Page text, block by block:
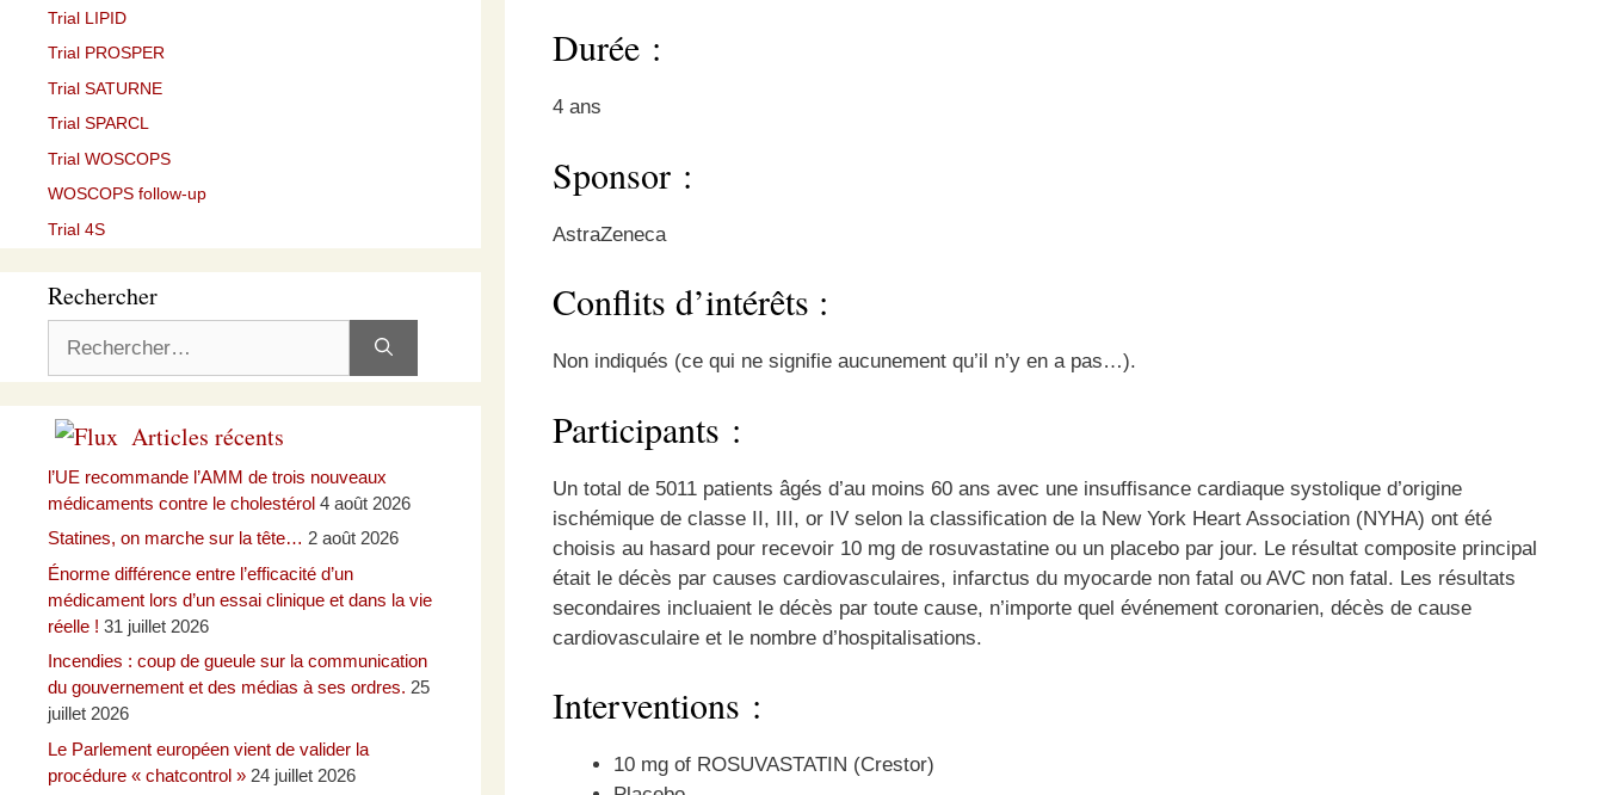
Durée :
4 ans
Sponsor :
AstraZeneca
Conflits d’intérêts :
Non indiqués (ce qui ne signifie aucunement qu’il n’y en a pas…).
Participants :
Un total de 5011 patients âgés d’au moins 60 ans avec une insuffisance cardiaque systolique d’origine
ischémique de classe II, III, or IV selon la classification de la New York Heart Association (NYHA) ont été
choisis au hasard pour recevoir 10 mg de rosuvastatine ou un placebo par jour. Le résultat composite principal
était le décès par causes cardiovasculaires, infarctus du myocarde non fatal ou AVC non fatal. Les résultats
secondaires incluaient le décès par toute cause, n’importe quel événement coronarien, décès de cause
cardiovasculaire et le nombre d’hospitalisations.
Interventions :
10 mg of ROSUVASTATIN (Crestor)
Trial LIPID
Trial PROSPER
Trial SATURNE
Trial SPARCL
Trial WOSCOPS
WOSCOPS follow-up
Trial 4S
Rechercher
Articles récents
l’UE recommande l’AMM de trois nouveaux
médicaments contre le cholestérol 4 août 2026
Statines, on marche sur la tête… 2 août 2026
Énorme différence entre l’efficacité d’un
médicament lors d’un essai clinique et dans la vie
réelle ! 31 juillet 2026
Incendies : coup de gueule sur la communication
du gouvernement et des médias à ses ordres. 25
juillet 2026
Le Parlement européen vient de valider la
procédure « chatcontrol » 24 juillet 2026